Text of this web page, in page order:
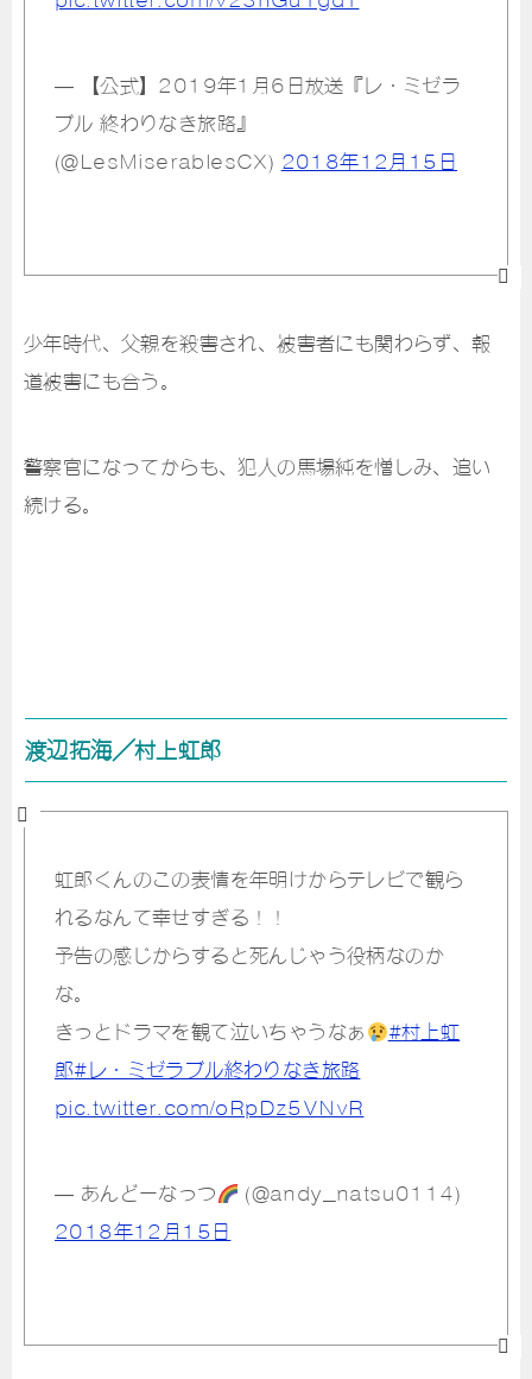
— 【公式】2019年1月6日放送『レ・ミゼラ
ブル 終わりなき旅路』
(@LesMiserablesCX) 2018年12月15日
少年時代、父親を殺害され、被害者にも関わらず、報
道被害にも合う。
警察官になってからも、犯人の馬場純を憎しみ、追い
続ける。
渡辺拓海／村上虹郎
虹郎くんのこの表情を年明けからテレビで観ら
れるなんて幸せすぎる！！
予告の感じからすると死んじゃう役柄なのか
な。
きっとドラマを観て泣いちゃうなぁ
#村上虹
郎#レ・ミゼラブル終わりなき旅路
pic.twitter.com/oRpDz5VNvR
— あんどーなっつ
(@andy_natsu0114)
2018年12月15日